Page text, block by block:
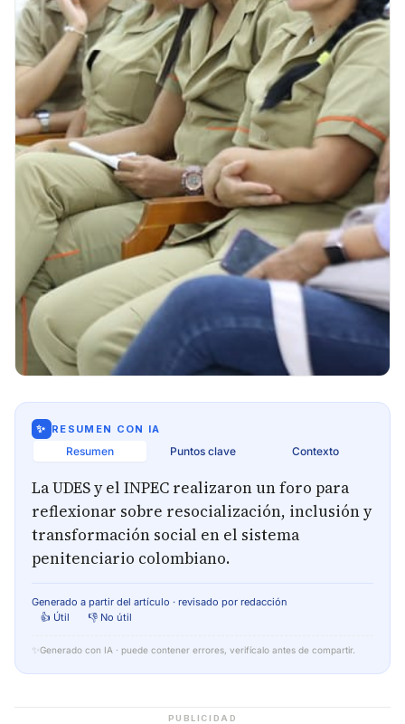
✨ RESUMEN CON IA
Resumen Puntos clave Contexto
La UDES y el INPEC realizaron un foro para
reflexionar sobre resocialización, inclusión y
transformación social en el sistema
penitenciario colombiano.
Generado a partir del artículo · revisado por redacción
👍 Útil
👎 No útil
✨ Generado con IA · puede contener errores, verifícalo antes de compartir.
PUBLICIDAD